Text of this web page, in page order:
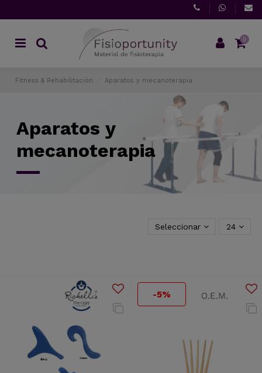
0
Fitness & Rehabilitación Aparatos y mecanoterapia
Aparatos y
mecanoterapia
Seleccionar 24
-5%